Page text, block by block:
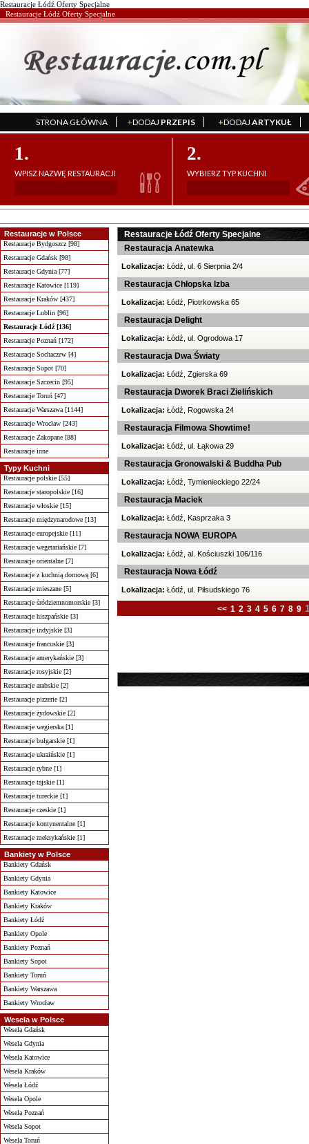
Restauracje Łódź Oferty Specjalne
Restauracje Łódź Oferty Specjalne
STRONA GŁÓWNA +DODAJ PRZEPIS +DODAJ ARTYKUŁ
1.
WPISZ NAZWĘ RESTAURACJI
2.
WYBIERZ TYP KUCHNI
Restauracje w Polsce
Restauracje Bydgoszcz [98]
Restauracje Gdańsk [98]
Restauracje Gdynia [77]
Restauracje Katowice [119]
Restauracje Kraków [437]
Restauracje Lublin [96]
Restauracje Łódź [136]
Restauracje Poznań [172]
Restauracje Sochaczew [4]
Restauracje Sopot [70]
Restauracje Szczecin [95]
Restauracje Toruń [47]
Restauracje Warszawa [1144]
Restauracje Wrocław [243]
Restauracje Zakopane [88]
Restauracje inne
Typy Kuchni
Restauracje polskie [55]
Restauracje staropolskie [16]
Restauracje włoskie [15]
Restauracje międzynarodowe [13]
Restauracje europejskie [11]
Restauracje wegetariańskie [7]
Restauracje orientalne [7]
Restauracje z kuchnią domową [6]
Restauracje mieszane [5]
Restauracje śródziemnomorskie [3]
Restauracje hiszpańskie [3]
Restauracje indyjskie [3]
Restauracje francuskie [3]
Restauracje amerykańskie [3]
Restauracje rosyjskie [2]
Restauracje arabskie [2]
Restauracje pizzerie [2]
Restauracje żydowskie [2]
Restauracje wegierska [1]
Restauracje bułgarskie [1]
Restauracje ukraińskie [1]
Restauracje rybne [1]
Restauracje tajskie [1]
Restauracje tureckie [1]
Restauracje czeskie [1]
Restauracje kontynentalne [1]
Restauracje meksykańskie [1]
Bankiety w Polsce
Bankiety Gdańsk
Bankiety Gdynia
Bankiety Katowice
Bankiety Kraków
Bankiety Łódź
Bankiety Opole
Bankiety Poznań
Bankiety Sopot
Bankiety Toruń
Bankiety Warszawa
Bankiety Wrocław
Wesela w Polsce
Wesela Gdańsk
Wesela Gdynia
Wesela Katowice
Wesela Kraków
Wesela Łódź
Wesela Opole
Wesela Poznań
Wesela Sopot
Wesela Toruń
Restauracje Łódź Oferty Specjalne
Restauracja Anatewka
Lokalizacja: Łódź, ul. 6 Sierpnia 2/4
Restauracja Chłopska Izba
Lokalizacja: Łódź, Piotrkowska 65
Restauracja Delight
Lokalizacja: Łódź, ul. Ogrodowa 17
Restauracja Dwa Światy
Lokalizacja: Łódź, Zgierska 69
Restauracja Dworek Braci Zielińskich
Lokalizacja: Łódź, Rogowska 24
Restauracja Filmowa Showtime!
Lokalizacja: Łódź, ul. Łąkowa 29
Restauracja Gronowalski & Buddha Pub
Lokalizacja: Łódź, Tymienieckiego 22/24
Restauracja Maciek
Lokalizacja: Łódź, Kasprzaka 3
Restauracja NOWA EUROPA
Lokalizacja: Łódź, al. Kościuszki 106/116
Restauracja Nowa Łódź
Lokalizacja: Łódź, ul. Piłsudskiego 76
<< 1 2 3 4 5 6 7 8 9